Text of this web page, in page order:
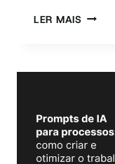
LER MAIS
MEDIR
E